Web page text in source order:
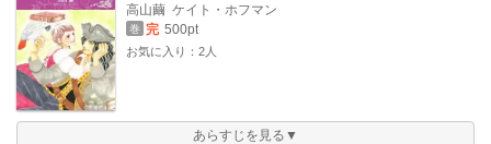
高山繭 ケイト・ホフマン
巻 完 500pt
お気に入り：2人
あらすじを見る▼